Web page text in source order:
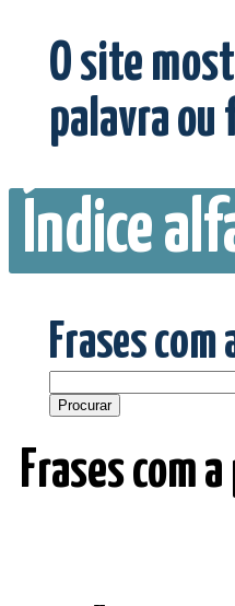
O site
palavra ou
Índice
Frases com
Frases com